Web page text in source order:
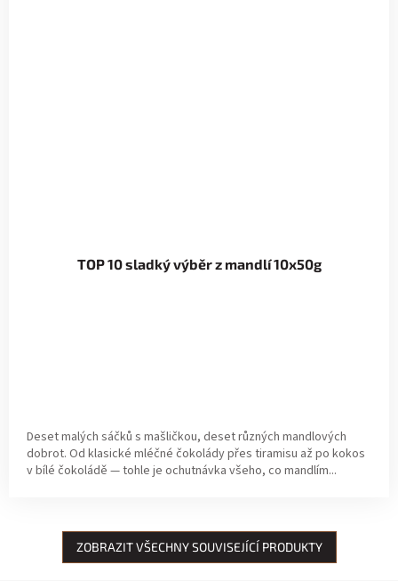
TOP 10 sladký výběr z mandlí 10x50g
Deset malých sáčků s mašličkou, deset různých mandlových
dobrot. Od klasické mléčné čokolády přes tiramisu až po kokos
v bílé čokoládě — tohle je ochutnávka všeho, co mandlím...
ZOBRAZIT VŠECHNY SOUVISEJÍCÍ PRODUKTY